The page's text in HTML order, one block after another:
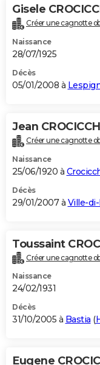
Gisele
Créer une cagnotte
Naissance
28/07/1925
Décès
05/01/2008 à
Jean
Créer une cagnotte
Naissance
25/06/1920 à
Décès
29/01/2007 à Ville-
Toussaint
Créer une cagnotte
Naissance
24/02/1931
Décès
31/10/2005 à Bastia (
Eugene